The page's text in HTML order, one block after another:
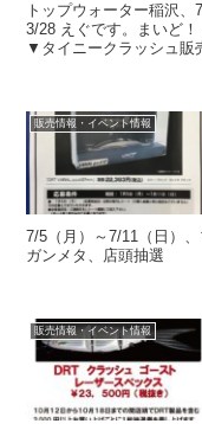
トップウォーター稲沢、
3/28 えぐです。まいど
▼タイニークラッシュ
販売情報・イベント情報
7/5（月）～7/11（日）
ガンメタ、店頭抽選
販売情報・イベント情報